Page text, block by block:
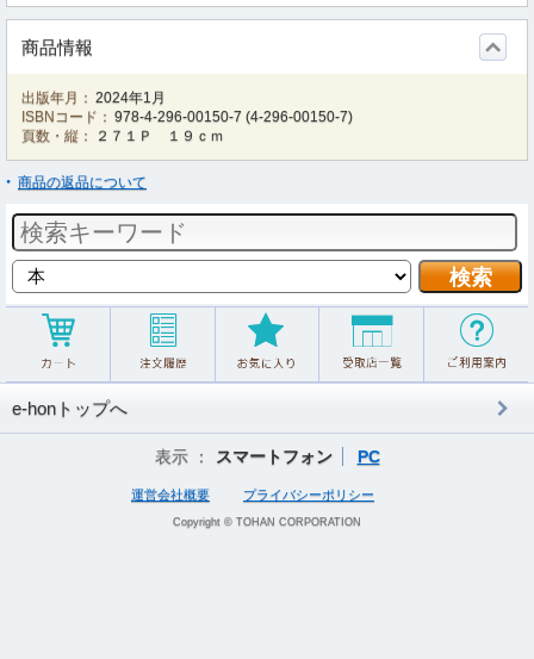
商品情報
出版年月： 2024年1月
ISBNコード： 978-4-296-00150-7 (4-296-00150-7)
頁数・縦：
２７１Ｐ １９ｃｍ
商品の返品について
e-honトップへ
表示 ： スマートフォン PC
運営会社概要 プライバシーポリシー
Copyright © TOHAN CORPORATION